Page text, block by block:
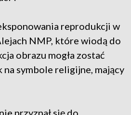
reprodukcji w
NMP, które wiodą do
obrazu mogła zostać
symbole religijne, mający